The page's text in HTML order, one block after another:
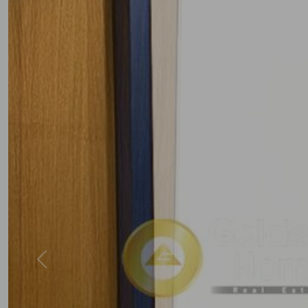
Previous